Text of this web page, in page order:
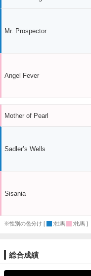
Mr. Prospector
Angel Fever
Mother of Pearl
Sadler’s Wells
Sisania
※性別の色分け [ :牡馬 :牝馬 ]
総合成績